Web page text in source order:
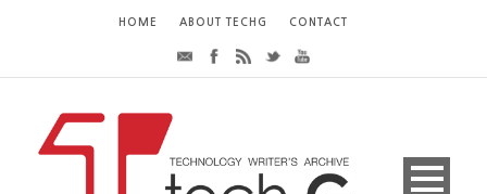
HOME ABOUT TECHG CONTACT